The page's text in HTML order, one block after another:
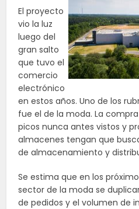
El proyecto
vio la luz
luego del
gran salto
que tuvo el
comercio
electrónico
en estos años. Uno de los
fue el de la moda. La
picos nunca antes vistos y
almacenes tengan que
de almacenamiento y
Se estima que en los
sector de la moda se
de pedidos y el volumen de